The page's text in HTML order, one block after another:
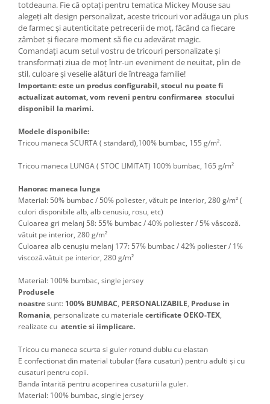
totdeauna. Fie că optați pentru tematica Mickey Mouse sau
alegeți alt design personalizat, aceste tricouri vor adăuga un plus
de farmec și autenticitate petrecerii de moț, făcând ca fiecare
zâmbet și fiecare moment să fie cu adevărat magic.
Comandați acum setul vostru de tricouri personalizate și
transformați ziua de moț într-un eveniment de neuitat, plin de
stil, culoare și veselie alături de întreaga familie!
Important: este un produs configurabil, stocul nu poate fi
actualizat automat, vom reveni pentru confirmarea stocului
disponibil la marimi.
Modele disponibile:
Tricou maneca SCURTA ( standard),100% bumbac, 155 g/m².
Tricou maneca LUNGA ( STOC LIMITAT) 100% bumbac, 165 g/m²
Hanorac maneca lunga
Material: 50% bumbac / 50% poliester, vătuit pe interior, 280 g/m² (
culori disponibile alb, alb cenusiu, rosu, etc)
Culoarea gri melanj 58: 55% bumbac / 40% poliester / 5% vâscoză.
vătuit pe interior, 280 g/m²
Culoarea alb cenușiu melanj 177: 57% bumbac / 42% poliester / 1%
viscoză.vătuit pe interior, 280 g/m²
Material: 100% bumbac, single jersey
Produsele
noastresunt: 100% BUMBAC, PERSONALIZABILE, Produse in
Romania, personalizate cu materiale certificate OEKO-TEX,
realizate cu atentie si iimplicare.
Tricou cu maneca scurta si guler rotund dublu cu elastan
E confectionat din material tubular (fara cusaturi) pentru adulti şi cu
cusaturi pentru copii.
Banda întarită pentru acoperirea cusaturii la guler.
Material: 100% bumbac, single jersey